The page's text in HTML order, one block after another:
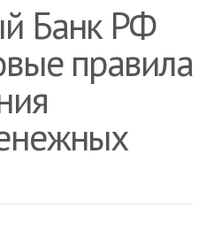
Банк РФ
правила